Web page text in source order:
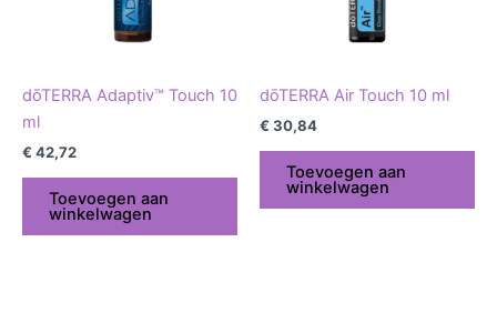
dōTERRA Adaptiv™ Touch 10
ml
€ 42,72
Toevoegen aan
winkelwagen
dōTERRA Air Touch 10 ml
€ 30,84
Toevoegen aan
winkelwagen